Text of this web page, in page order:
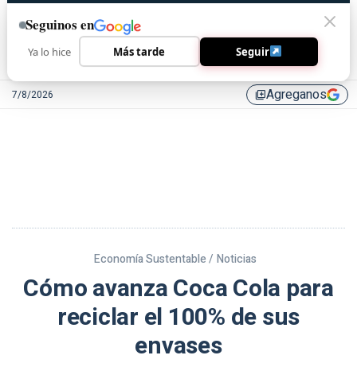
7/8/2026 library_addAgreganos
Economía Sustentable / Noticias
Cómo avanza Coca Cola para
reciclar el 100% de sus
envases
Seguinos en
Ya lo hice Más tarde Seguir